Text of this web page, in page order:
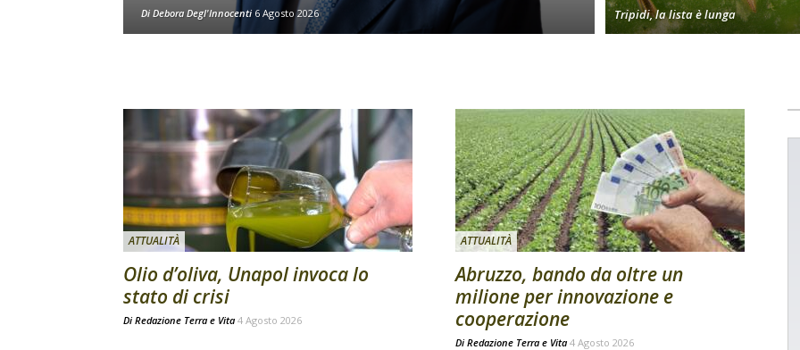
Di Debora Degl'Innocenti 6 Agosto 2026 Tripidi, la lista è lunga
ATTUALITÀ
Olio d’oliva, Unapol invoca lo
stato di crisi
Di Redazione Terra e Vita 4 Agosto 2026
ATTUALITÀ
Abruzzo, bando da oltre un
milione per innovazione e
cooperazione
Di Redazione Terra e Vita 4 Agosto 2026